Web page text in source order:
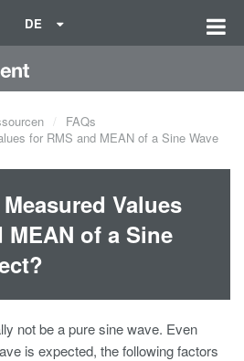
DE
FAQs
for RMS and MEAN of a Sine Wave
Values
MEAN of a Sine
not be a pure sine wave. Even
is expected, the following factors